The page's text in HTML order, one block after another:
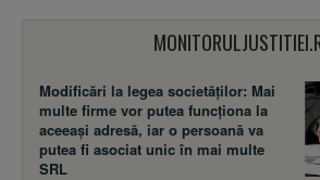
Modificări la legea societăţilor: Mai
multe firme vor putea funcţiona la
aceeaşi adresă, iar o persoană va
putea fi asociat unic în mai multe
SRL